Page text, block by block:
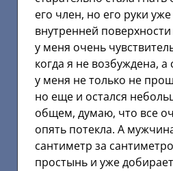
его член, но его руки
внутренней
у меня очень
когда я не возбуждена, а
у меня не только не
но еще и остался
общем, думаю, что все
опять потекла. А
сантиметр за
простынь и уже